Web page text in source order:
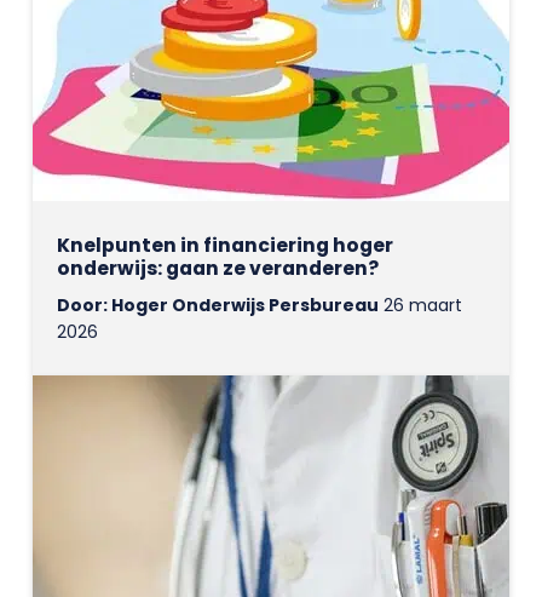
Knelpunten in financiering hoger
onderwijs: gaan ze veranderen?
Door: Hoger Onderwijs Persbureau 26 maart
2026